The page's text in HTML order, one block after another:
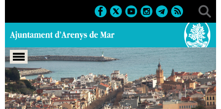
Portada > Regidories > Cultura > Agenda > 31-05-2008